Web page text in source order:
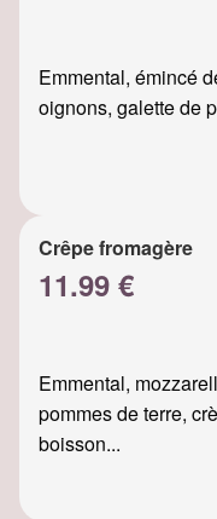
Emmental, émincé
oignons, galette de
Crêpe fromagère
11.99 €
Emmental,
pommes de terre,
boisson...